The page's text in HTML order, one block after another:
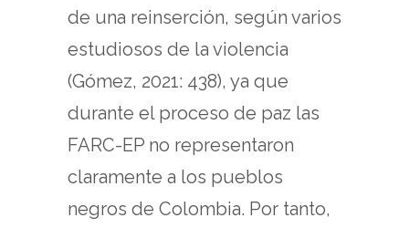
de una reinserción, según varios
estudiosos de la violencia
(Gómez, 2021: 438), ya que
durante el proceso de paz las
FARC-EP no representaron
claramente a los pueblos
negros de Colombia. Por tanto,